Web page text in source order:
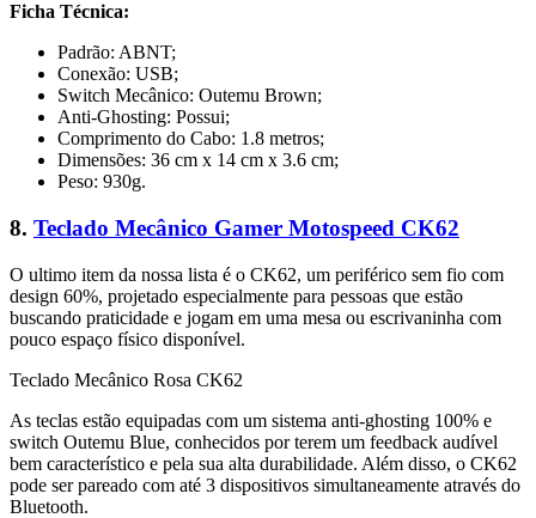
Ficha Técnica:
Padrão: ABNT;
Conexão: USB;
Switch Mecânico: Outemu Brown;
Anti-Ghosting: Possui;
Comprimento do Cabo: 1.8 metros;
Dimensões: 36 cm x 14 cm x 3.6 cm;
Peso: 930g.
8. Teclado Mecânico Gamer Motospeed CK62
O ultimo item da nossa lista é o CK62, um periférico sem fio com
design 60%, projetado especialmente para pessoas que estão
buscando praticidade e jogam em uma mesa ou escrivaninha com
pouco espaço físico disponível.
Teclado Mecânico Rosa CK62
As teclas estão equipadas com um sistema anti-ghosting 100% e
switch Outemu Blue, conhecidos por terem um feedback audível
bem característico e pela sua alta durabilidade. Além disso, o CK62
pode ser pareado com até 3 dispositivos simultaneamente através do
Bluetooth.